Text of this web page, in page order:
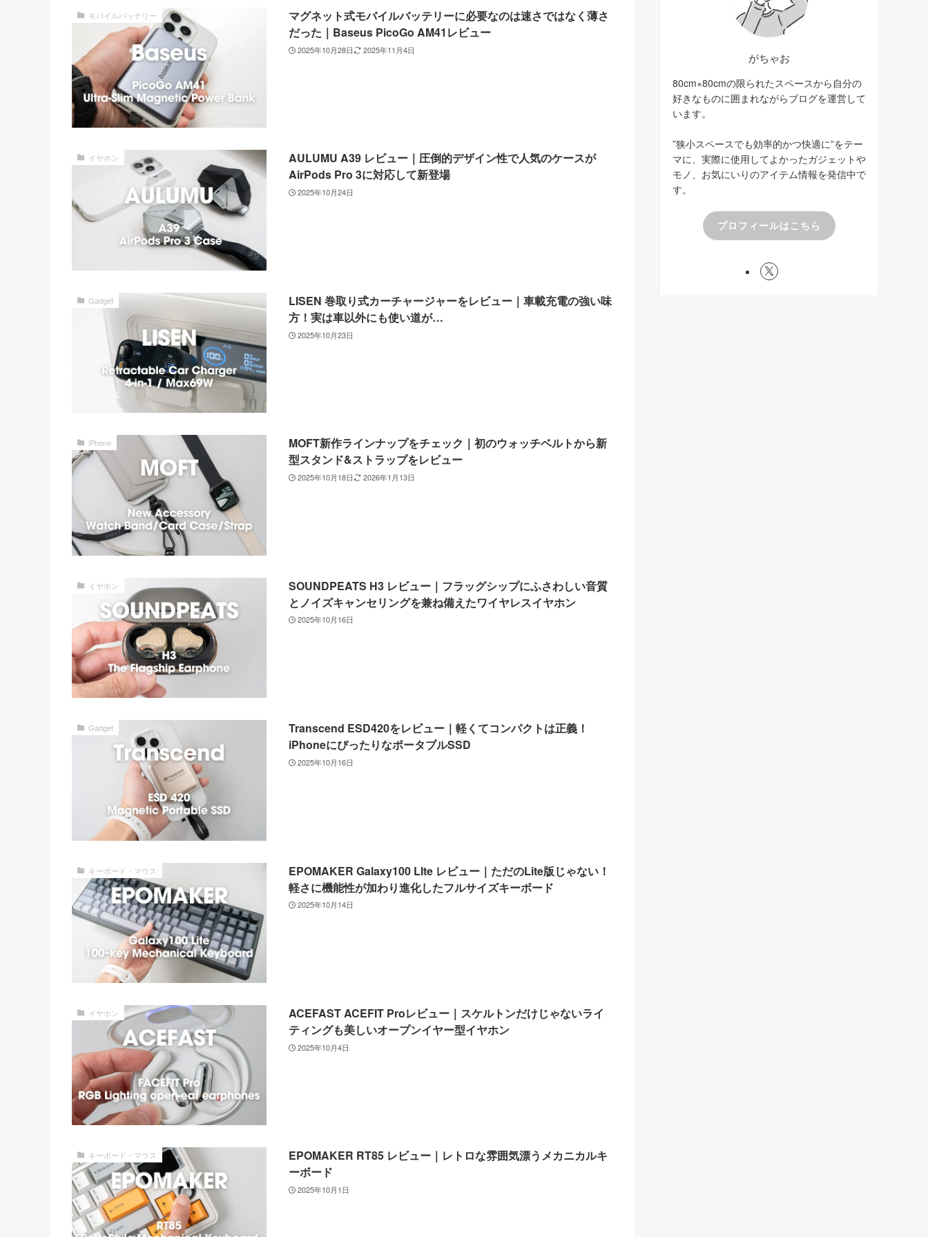
モバイルバッテリー
マグネット式モバイルバッテリーに必要なのは速さではなく薄さ
だった｜Baseus PicoGo AM41レビュー
2025年10月28日 2025年11月4日
イヤホン
AULUMU A39 レビュー｜圧倒的デザイン性で人気のケースが
AirPods Pro 3に対応して新登場
2025年10月24日
Gadget
LISEN 巻取り式カーチャージャーをレビュー｜車載充電の強い味
方！実は車以外にも使い道が…
2025年10月23日
iPhone
MOFT新作ラインナップをチェック｜初のウォッチベルトから新
型スタンド&ストラップをレビュー
2025年10月18日 2026年1月13日
イヤホン
SOUNDPEATS H3 レビュー｜フラッグシップにふさわしい音質
とノイズキャンセリングを兼ね備えたワイヤレスイヤホン
2025年10月16日
Gadget
Transcend ESD420をレビュー｜軽くてコンパクトは正義！
iPhoneにぴったりなポータブルSSD
2025年10月16日
キーボード・マウス
EPOMAKER Galaxy100 LIte レビュー｜ただのLite版じゃない！
軽さに機能性が加わり進化したフルサイズキーボード
2025年10月14日
イヤホン
ACEFAST ACEFIT Proレビュー｜スケルトンだけじゃないライ
ティングも美しいオープンイヤー型イヤホン
2025年10月4日
キーボード・マウス
EPOMAKER RT85 レビュー｜レトロな雰囲気漂うメカニカルキ
ーボード
2025年10月1日
がちゃお
80cm×80cmの限られたスペースから自分の
好きなものに囲まれながらブログを運営して
います。
”狭小スペースでも効率的かつ快適に”をテー
マに、実際に使用してよかったガジェットや
モノ、お気にいりのアイテム情報を発信中で
す。
プロフィールはこちら